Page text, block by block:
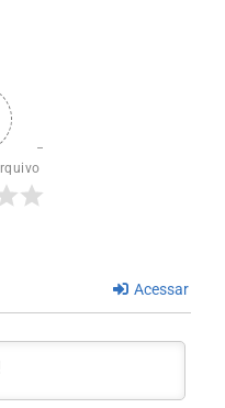
Acessar